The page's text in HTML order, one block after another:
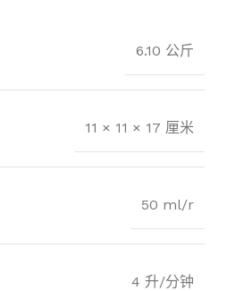
6.10 公斤
11 × 11 × 17 厘米
50 ml/r
4 升/分钟